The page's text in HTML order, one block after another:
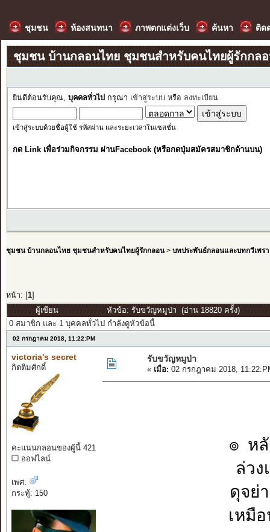
ชุมชน ห้องสนทนา ภาพตกแต่งเว็บ ค้นหา ติด
ชุมชน บ้านกลอนไทย ชุมชนสำหรับคนไทยผู้รักกล
ยินดีต้อนรับคุณ, บุคคลทั่วไป กรุณา เข้าสู่ระบบ หรือ ลงทะเบียน
เข้าสู่ระบบด้วยชื่อผู้ใช้ รหัสผ่าน และระยะเวลาในเซสชั่น
กด Link เพื่อร่วมกิจกรรม ผ่านFacebook (หรือกดปุ่มสมัครสมาชิกด้านบน)
ชุมชน บ้านกลอนไทย ชุมชนสำหรับคนไทยผู้รักกลอน> บทประพันธ์กลอนและบทกวีเพรา
หน้า: [ 1]
ผู้เขียน
หัวข้อ: รับขวัญหมูป่า (อ่าน 18820 ครั้ง)
0 สมาชิก และ 1 บุคคลทั่วไป กำลังดูหัวข้อนี้
02 กรกฎาคม 2018, 11:22:PM
victoria's secret
กิตติมศักดิ์
คะแนนกลอนของผู้นี้ 421
ออฟไลน์
เพศ:
กระทู้: 150
รับขวัญหมูป่า
« เมื่อ: 02 กรกฎาคม 2018,
๏ หลั
ล่วง
ดุจย่
เหมื